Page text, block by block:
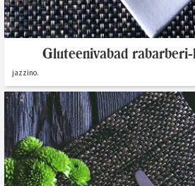
Gluteenivabad
jazzino.